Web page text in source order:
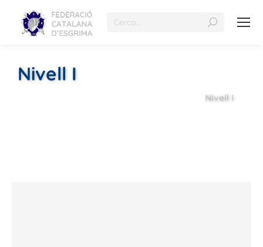
Nivell I
Nivell I